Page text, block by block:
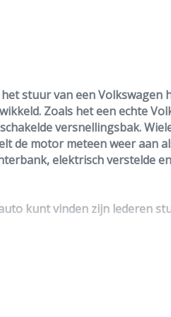
stuur van een
Zoals het een echte
versnellingsbak.
de motor meteen weer aan
elektrisch verstelde
kunt vinden zijn lederen
of mailt u ons vandaag nog?